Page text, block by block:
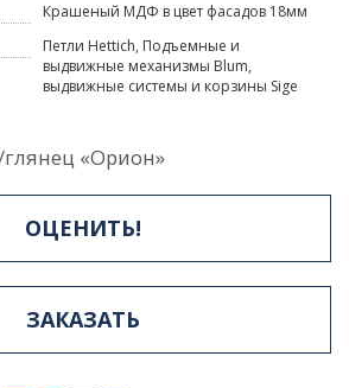
Крашеный МДФ в цвет фасадов 18мм
Петли Hettich, Подъемные и
выдвижные механизмы Blum,
выдвижные системы и корзины Sige
«Орион»
ОЦЕНИТЬ!
ЗАКАЗАТЬ